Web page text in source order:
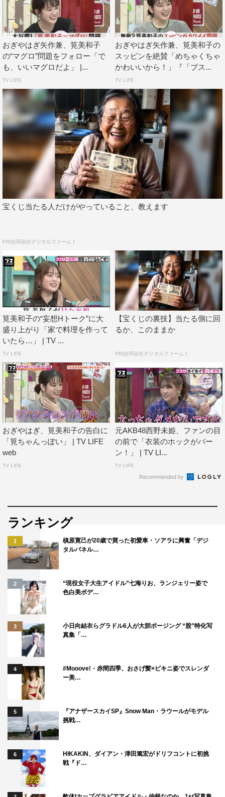
近藤は「昔、エリートサラリーマンと愉快な女芸人で合
コンしていた時に、すごく楽しかったんですよ。エリート
サラリーマンたちも大笑いして、ハイタッチしたりして盛
り上がっていたら、途中から来たOLの女の子が2人いて、
その2人は全然（会話に）入ろうとしないし、全然楽しも
うともしないし、ムスッとして座っているんです。それ
で“チャラそうだよね”とか耳打ちしてきたり。それから2
次会の話になったら“つまらないから一緒に帰ろう”と言わ
れて、楽しめないのを道連れにしようとする。でも私はち
と）チューしました」と明かし、自称“ブス”メンバーか
ら、一斉に拍手が湧き起こる。
その他、「実家に帰るたびに、おばあちゃんから『お金
をあげるから整形しなさい』とガチのトーンで言われた」
と話す芸人の新人自称“ブス”も登場する。
AbemaTV『おぎやはぎの「ブス」テレビ』
放送日程：毎週月曜 後9時～10時
放送チャンネル：AbemaSPECIALチャンネル
1月28日（月）放送URL：
https://abema.tv/channels/abema-
special/slots/Bznqr7etxrZ39y
©AbemaTV
AbemaTV おぎやはぎ ニッチェ
筧美和子 近藤くみこ
おぎやはぎ矢作兼、筧美和子
の“マグロ”問題をフォロー「で
も、いいマグロだよ」 |...
TV LIFE
おぎやはぎ矢作兼、筧美和子の
スッピンを絶賛「めちゃくちゃ
かわいいから！」『「ブス...
TV LIFE
宝くじ当たる人だけがやっていること、教えます
PR(合同会社デジタルファーム )
筧美和子の“妄想Hトーク”に大
盛り上がり「家で料理を作って
いたら…」 | TV ...
TV LIFE
【宝くじの裏技】当たる側に回
るか、このままか
PR(合同会社デジタルファーム )
おぎやはぎ、筧美和子の告白に
「筧ちゃんっぽい」 | TV LIFE
web
TV LIFE
元AKB48西野未姫、ファンの目
の前で「衣装のホックがバー
ン！」 | TV LI...
TV LIFE
Recommended by
ランキング
1
槙原寛己が20歳で買った初愛車・ソアラに興奮「デジ
タルパネル…
2
“現役女子大生アイドル”七海りお、ランジェリー姿で
色白美ボデ…
3
小日向結衣らグラドル6人が大胆ポージング “股”特化写
真集「…
4
#Mooove!・赤間四季、おさげ髪×ビキニ姿でスレンダ
ー美…
5
『アナザースカイSP』Snow Man・ラウールがモデル
挑戦…
6
HIKAKIN、ダイアン・津田篤宏がドリフコントに初挑
戦『ド…